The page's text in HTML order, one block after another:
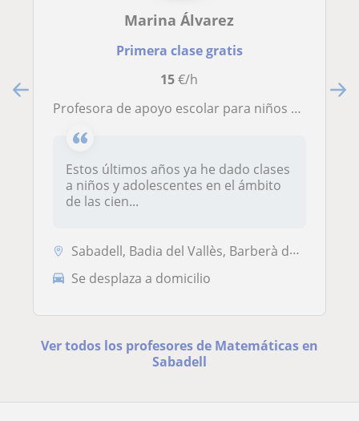
Marina Álvarez
Primera clase gratis
15€/h
Profesora de apoyo escolar para niños que necesiten ayuden extraescolar
Estos últimos años ya he dado clases
a niños y adolescentes en el ámbito
de las cien...
Sabadell, Badia del Vallès, Barberà del Vallès, Castellar del Vallès, ...
Se desplaza a domicilio
Ver todos los profesores de Matemáticas en
Sabadell